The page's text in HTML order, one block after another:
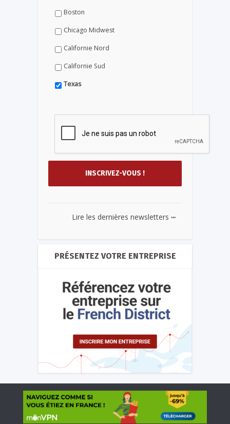
Boston
Chicago Midwest
Californie Nord
Californie Sud
Texas
Lire les dernières newsletters ...
PRÉSENTEZ VOTRE ENTREPRISE